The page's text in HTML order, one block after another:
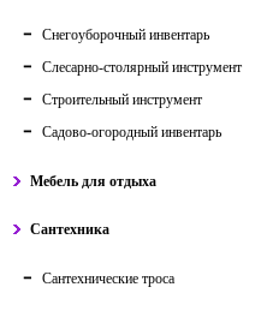
Снегоуборочный инвентарь
Слесарно-столярный инструмент
Строительный инструмент
Садово-огородный инвентарь
Мебель для отдыха
Сантехника
Сантехнические троса